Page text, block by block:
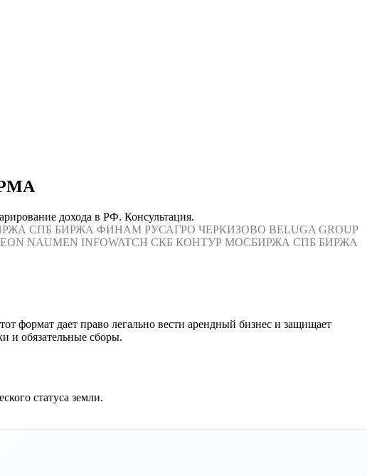
дохода в РФ. Консультация.
СПБ БИРЖА ФИНАМ РУСАГРО ЧЕРКИЗОВО BELUGA GROUP
NAUMEN INFOWATCH СКБ КОНТУР МОСБИРЖА СПБ БИРЖА
формат дает право легально вести арендный бизнес и защищает
и обязательные сборы.
статуса земли.